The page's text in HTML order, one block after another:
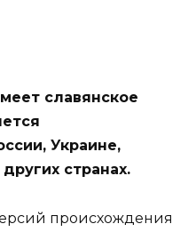
славянское
Украине,
странах.
происхождения